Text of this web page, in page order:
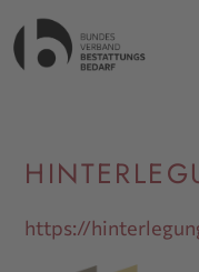
https://